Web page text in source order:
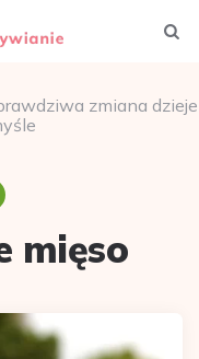
zmiana dzieje
mięso